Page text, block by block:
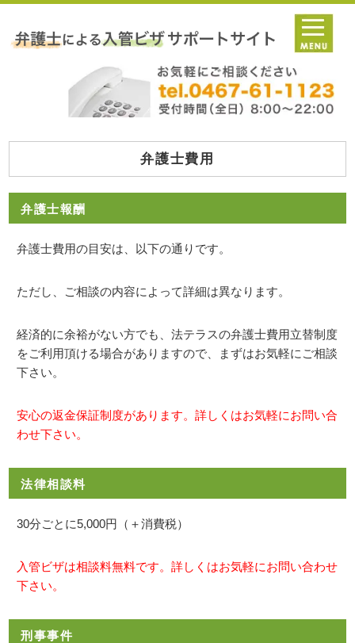
弁護士費用
弁護士報酬
弁護士費用の目安は、以下の通りです。
ただし、ご相談の内容によって詳細は異なります。
経済的に余裕がない方でも、法テラスの弁護士費用立替制度
をご利用頂ける場合がありますので、まずはお気軽にご相談
下さい。
安心の返金保証制度があります。詳しくはお気軽にお問い合
わせ下さい。
法律相談料
30分ごとに5,000円（＋消費税）
入管ビザは相談料無料です。詳しくはお気軽にお問い合わせ
下さい。
刑事事件